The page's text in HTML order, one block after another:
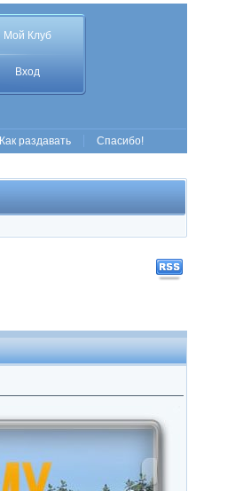
Мой Клуб
Вход
Как раздавать Спасибо!